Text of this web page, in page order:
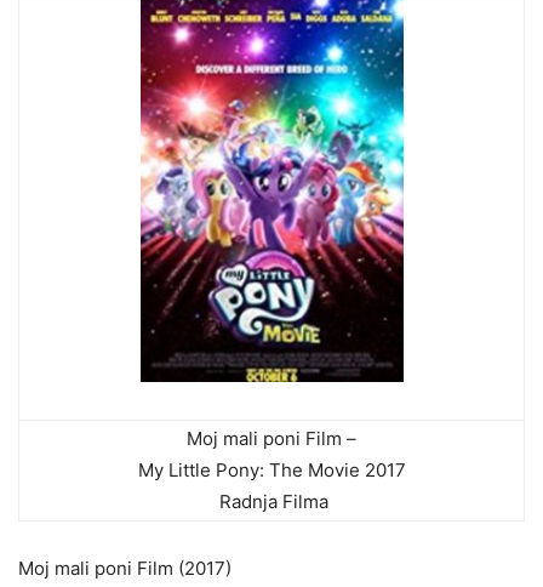
Moj mali poni Film –
My Little Pony: The Movie 2017
Radnja Filma
Moj mali poni Film (2017)